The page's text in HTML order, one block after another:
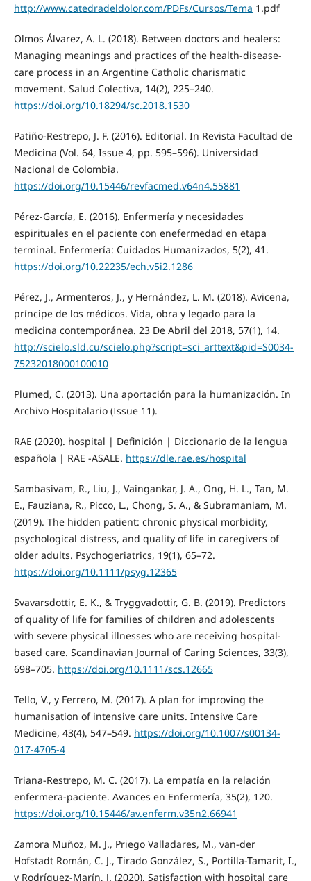
http://www.catedradeldolor.com/PDFs/Cursos/Tema 1.pdf
Olmos Álvarez, A. L. (2018). Between doctors and healers:
Managing meanings and practices of the health-disease-
care process in an Argentine Catholic charismatic
movement. Salud Colectiva, 14(2), 225–240.
https://doi.org/10.18294/sc.2018.1530
Patiño-Restrepo, J. F. (2016). Editorial. In Revista Facultad de
Medicina (Vol. 64, Issue 4, pp. 595–596). Universidad
Nacional de Colombia.
https://doi.org/10.15446/revfacmed.v64n4.55881
Pérez-García, E. (2016). Enfermería y necesidades
espirituales en el paciente con enefermedad en etapa
terminal. Enfermería: Cuidados Humanizados, 5(2), 41.
https://doi.org/10.22235/ech.v5i2.1286
Pérez, J., Armenteros, J., y Hernández, L. M. (2018). Avicena,
príncipe de los médicos. Vida, obra y legado para la
medicina contemporánea. 23 De Abril del 2018, 57(1), 14.
http://scielo.sld.cu/scielo.php?script=sci_arttext&pid=S0034-
75232018000100010
Plumed, C. (2013). Una aportación para la humanización. In
Archivo Hospitalario (Issue 11).
RAE (2020). hospital | Definición | Diccionario de la lengua
española | RAE -ASALE. https://dle.rae.es/hospital
Sambasivam, R., Liu, J., Vaingankar, J. A., Ong, H. L., Tan, M.
E., Fauziana, R., Picco, L., Chong, S. A., & Subramaniam, M.
(2019). The hidden patient: chronic physical morbidity,
psychological distress, and quality of life in caregivers of
older adults. Psychogeriatrics, 19(1), 65–72.
https://doi.org/10.1111/psyg.12365
Svavarsdottir, E. K., & Tryggvadottir, G. B. (2019). Predictors
of quality of life for families of children and adolescents
with severe physical illnesses who are receiving hospital-
based care. Scandinavian Journal of Caring Sciences, 33(3),
698–705. https://doi.org/10.1111/scs.12665
Tello, V., y Ferrero, M. (2017). A plan for improving the
humanisation of intensive care units. Intensive Care
Medicine, 43(4), 547–549. https://doi.org/10.1007/s00134-
017-4705-4
Triana-Restrepo, M. C. (2017). La empatía en la relación
enfermera-paciente. Avances en Enfermería, 35(2), 120.
https://doi.org/10.15446/av.enferm.v35n2.66941
Zamora Muñoz, M. J., Priego Valladares, M., van-der
Hofstadt Román, C. J., Tirado González, S., Portilla-Tamarit, I.,
y Rodríguez-Marín, J. (2020). Satisfaction with hospital care